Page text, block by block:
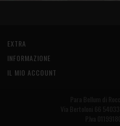
EXTRA
INFORMAZIONE
IL MIO ACCOUNT